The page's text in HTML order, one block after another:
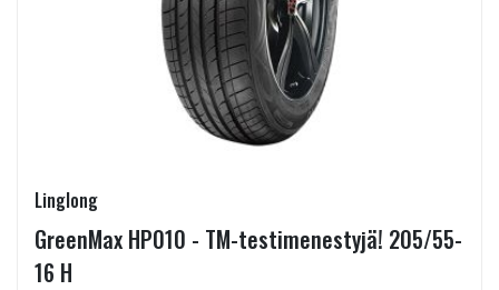
Linglong
GreenMax HP010 - TM-testimenestyjä! 205/55-
16 H